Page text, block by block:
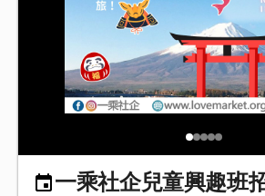
一乘社企兒童興趣班